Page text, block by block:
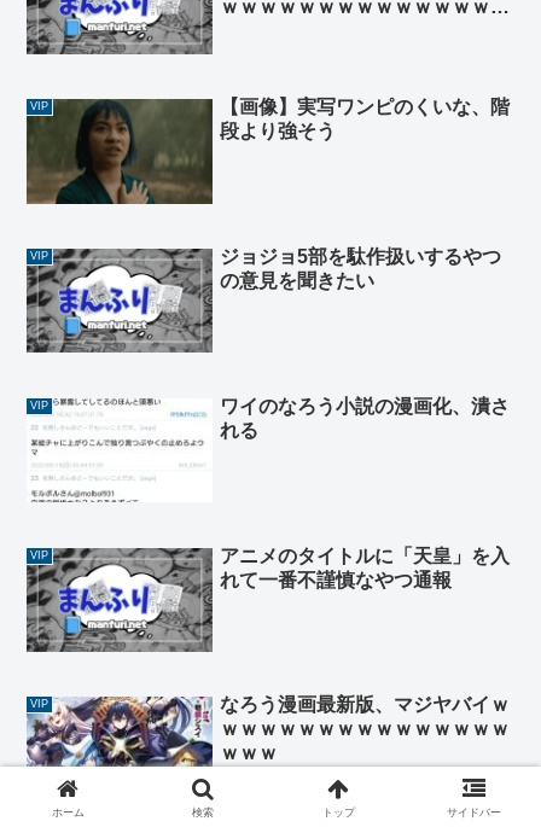
ｗｗｗｗｗｗｗｗｗｗｗｗｗｗｗ
VIP
【画像】実写ワンピのくいな、階
段より強そう
VIP
ジョジョ5部を駄作扱いするやつ
の意見を聞きたい
VIP
ワイのなろう小説の漫画化、潰さ
れる
VIP
アニメのタイトルに「天皇」を入
れて一番不謹慎なやつ通報
VIP
なろう漫画最新版、マジヤバイｗ
ｗｗｗｗｗｗｗｗｗｗｗｗｗｗｗ
ｗｗｗ
ホーム 検索 トップ サイドバー